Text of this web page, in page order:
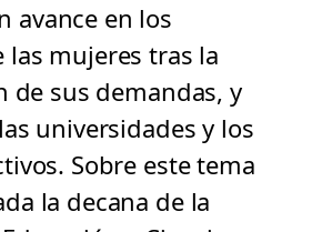
avance en los
las mujeres tras la
de sus demandas, y
universidades y los
Sobre este tema
la decana de la